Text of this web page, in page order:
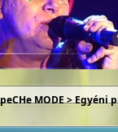
MODE>Egyéni